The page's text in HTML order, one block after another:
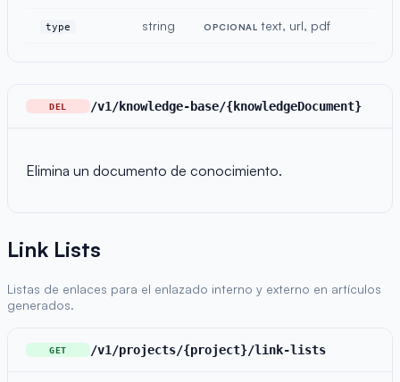
type string OPCIONAL text, url, pdf
DEL /v1/knowledge-base/{knowledgeDocument}
Elimina un documento de conocimiento.
Link Lists
Listas de enlaces para el enlazado interno y externo en artículos
generados.
GET /v1/projects/{project}/link-lists